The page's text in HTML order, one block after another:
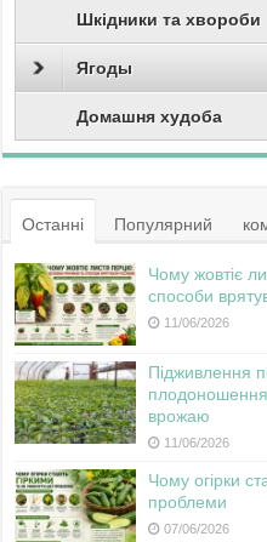
Шкідники та хвороби
Ягоды
Домашня худоба
Останні Популярний
Чому жовтіє
способи
11/06/2026
Підживлення
врожаю
11/06/2026
Чому огірки
проблеми
07/06/2026